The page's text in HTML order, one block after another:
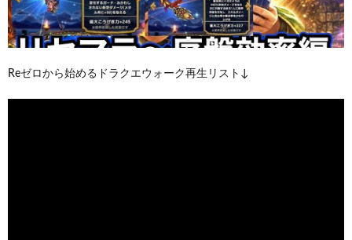
Reゼロから始めるドラクエウォーク再生リスト↓